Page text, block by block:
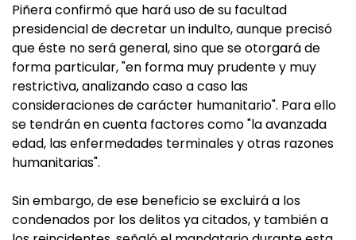
Piñera confirmó que hará uso de su facultad
presidencial de decretar un indulto, aunque precisó
que éste no será general, sino que se otorgará de
forma particular, "en forma muy prudente y muy
restrictiva, analizando caso a caso las
consideraciones de carácter humanitario". Para ello
se tendrán en cuenta factores como "la avanzada
edad, las enfermedades terminales y otras razones
humanitarias".
Sin embargo, de ese beneficio se excluirá a los
condenados por los delitos ya citados, y también a